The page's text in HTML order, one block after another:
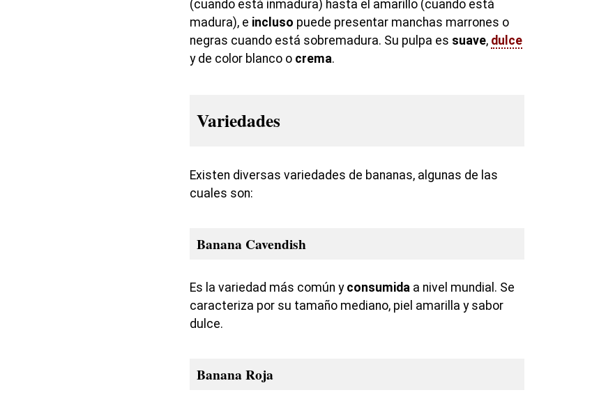
(cuando está inmadura) hasta el amarillo (cuando está
madura), e incluso puede presentar manchas marrones o
negras cuando está sobremadura. Su pulpa es suave, dulce
y de color blanco o crema.
Variedades
Existen diversas variedades de bananas, algunas de las
cuales son:
Banana Cavendish
Es la variedad más común y consumida a nivel mundial. Se
caracteriza por su tamaño mediano, piel amarilla y sabor
dulce.
Banana Roja